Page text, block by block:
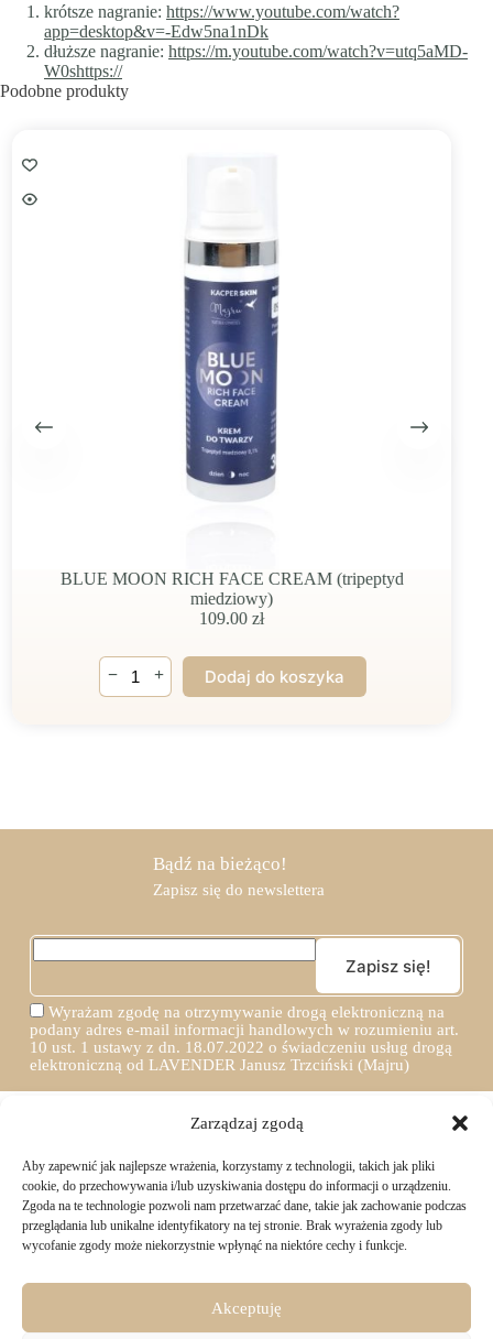
Zarządzaj zgodą
Aby zapewnić jak najlepsze wrażenia, korzystamy z technologii, takich jak pliki
cookie, do przechowywania i/lub uzyskiwania dostępu do informacji o urządzeniu.
Zgoda na te technologie pozwoli nam przetwarzać dane, takie jak zachowanie podczas
przeglądania lub unikalne identyfikatory na tej stronie. Brak wyrażenia zgody lub
wycofanie zgody może niekorzystnie wpłynąć na niektóre cechy i funkcje.
Akceptuję
krótsze nagranie: https://www.youtube.com/watch?
app=desktop&v=-Edw5na1nDk
dłuższe nagranie: https://m.youtube.com/watch?v=utq5aMD-
W0shttps://
Podobne produkty
BLUE MOON RICH FACE CREAM (tripeptyd
miedziowy)
109.00zł
ilość
BLUE
MOON
− + Dodaj do koszyka
Bądź na bieżąco!
Zapisz się do newslettera
Wyrażam zgodę na otrzymywanie drogą elektroniczną na
podany adres e-mail informacji handlowych w rozumieniu art.
10 ust. 1 ustawy z dn. 18.07.2022 o świadczeniu usług drogą
elektroniczną od LAVENDER Janusz Trzciński (Majru)
TWOJE ZAKUPY
Logowanie i rejestracja
Jak złożyć zamówienie
Formy płatności
INFORMACJE PRAWNE
Regulamin sklepu
KONTAKT